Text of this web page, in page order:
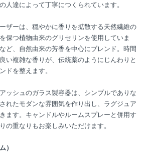
人達によって丁寧につくられています。
ザーは、穏やかに香りを拡散する天然繊維の
保つ植物由来のグリセリンを使用していま
ど、自然由来の芳香を中心にブレンド。時間
い複雑な香りが、伝統薬のようにじんわりと
ドを整えます。
ッシュのガラス製容器は、シンプルでありな
れたモダンな雰囲気を作り出し、ラグジュア
ます。キャンドルやルームスプレーと併用す
の重なりもお楽しみいただけます。
）